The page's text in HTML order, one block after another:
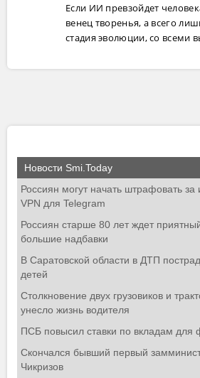
Если ИИ превзойдет
венец творенья, а всего
стадия эволюции, со всеми